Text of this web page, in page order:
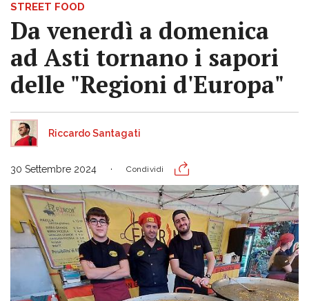
STREET FOOD
Da venerdì a domenica
ad Asti tornano i sapori
delle "Regioni d'Europa"
Riccardo Santagati
30 Settembre 2024 Condividi